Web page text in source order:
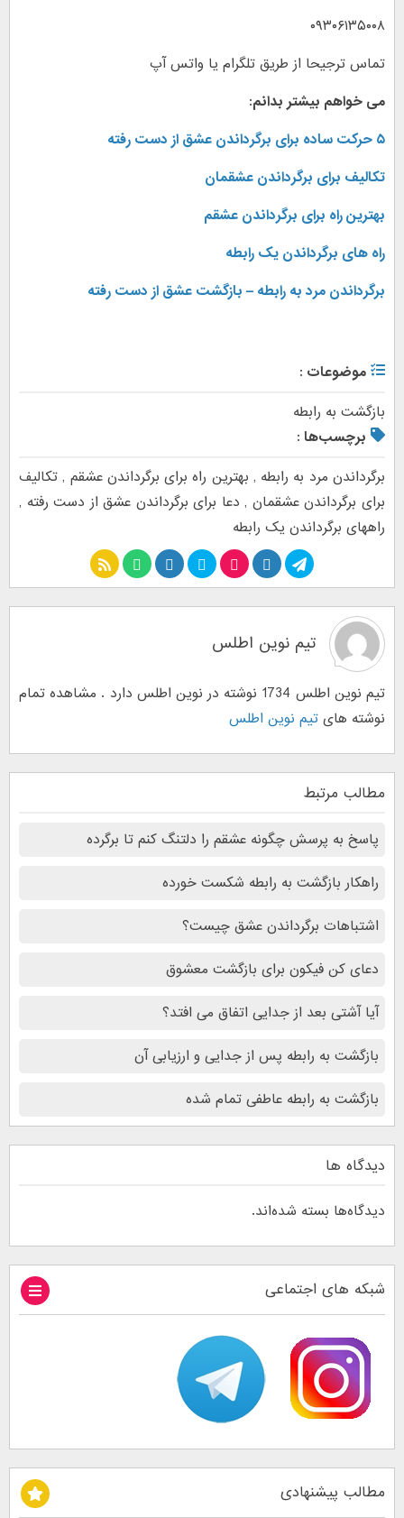
۰۹۳۰۶۱۳۵۰۰۸
تماس ترجیحا از طریق تلگرام یا واتس آپ
می خواهم بیشتر بدانم:
۵ حرکت ساده برای برگرداندن عشق از دست رفته
تکالیف برای برگرداندن عشقمان
بهترین راه برای برگرداندن عشقم
راه های برگرداندن یک رابطه
برگرداندن مرد به رابطه – بازگشت عشق از دست رفته
موضوعات :
بازگشت به رابطه
برچسب‌ها :
برگرداندن مرد به رابطه , بهترین راه برای برگرداندن عشقم , تکالیف
برای برگرداندن عشقمان , دعا برای برگرداندن عشق از دست رفته ,
راههای برگرداندن یک رابطه
تیم نوین اطلس
تیم نوین اطلس 1734 نوشته در نوین اطلس دارد . مشاهده تمام
نوشته های تیم نوین اطلس
مطالب مرتبط
پاسخ به پرسش چگونه عشقم را دلتنگ کنم تا برگرده
راهکار بازگشت به رابطه شکست خورده
اشتباهات برگرداندن عشق چیست؟
دعای کن فیکون برای بازگشت معشوق
آیا آشتی بعد از جدایی اتفاق می افتد؟
بازگشت به رابطه پس از جدایی و ارزیابی آن
بازگشت به رابطه عاطفی تمام شده
دیدگاه ها
دیدگاه‌ها بسته شده‌اند.
شبکه های اجتماعی
مطالب پیشنهادی